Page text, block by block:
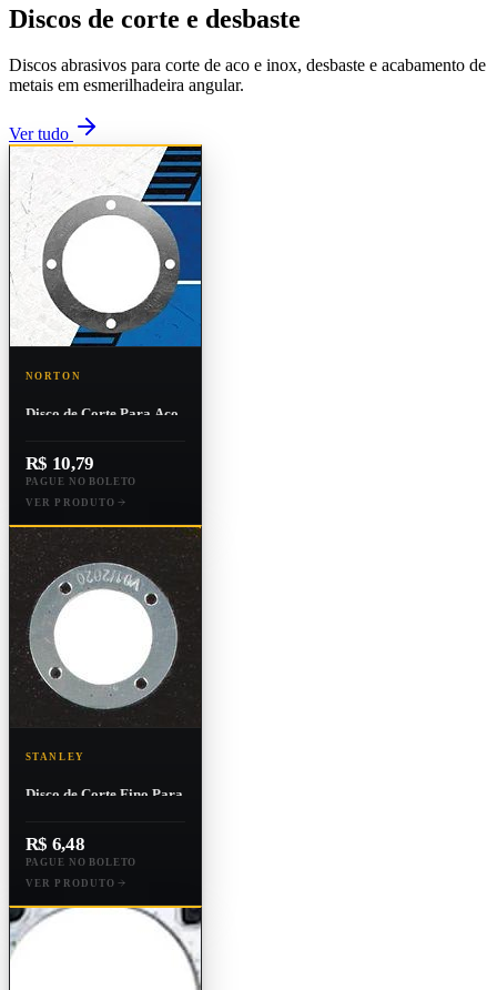
Discos de corte e desbaste
Discos abrasivos para corte de aco e inox, desbaste e acabamento de
metais em esmerilhadeira angular.
Ver tudo
NORTON
Disco de Corte Para Aço
Bna12
R$ 10,79
PAGUE NO BOLETO
VER PRODUTO
STANLEY
Disco de Corte Fino Para
X 7/8''
R$ 6,48
PAGUE NO BOLETO
VER PRODUTO